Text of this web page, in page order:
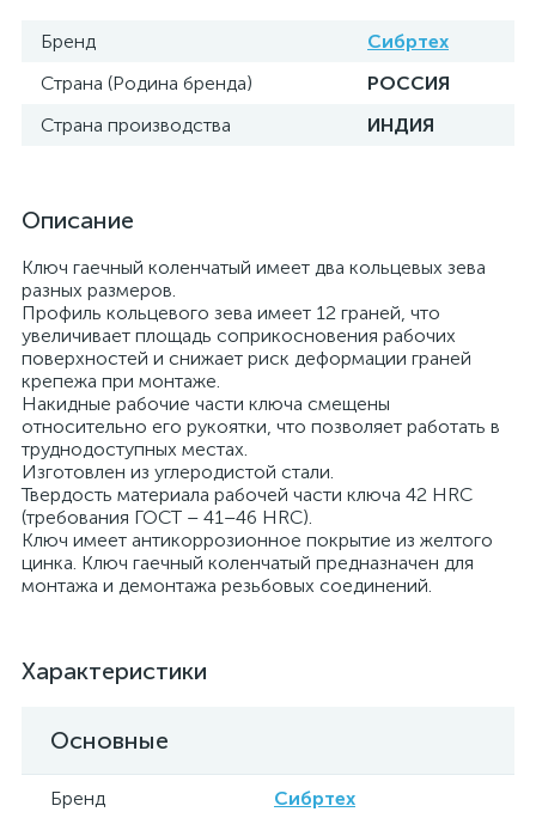
Бренд
Сибртех
Страна (Родина бренда)
РОССИЯ
Страна производства
ИНДИЯ
Описание
Ключ гаечный коленчатый имеет два кольцевых зева
разных размеров.
Профиль кольцевого зева имеет 12 граней, что
увеличивает площадь соприкосновения рабочих
поверхностей и снижает риск деформации граней
крепежа при монтаже.
Накидные рабочие части ключа смещены
относительно его рукоятки, что позволяет работать в
труднодоступных местах.
Изготовлен из углеродистой стали.
Твердость материала рабочей части ключа 42 HRC
(требования ГОСТ – 41–46 HRC).
Ключ имеет антикоррозионное покрытие из желтого
цинка. Ключ гаечный коленчатый предназначен для
монтажа и демонтажа резьбовых соединений.
Характеристики
Основные
Бренд Сибртех